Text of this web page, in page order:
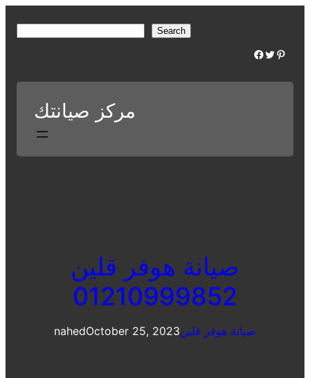
r
Search
Facebook Twitter Pinterest
مركز صيانتك
صيانة هوفر قلين
01210999852
nahedOctober 25, 2023صيانة هوفر قلين